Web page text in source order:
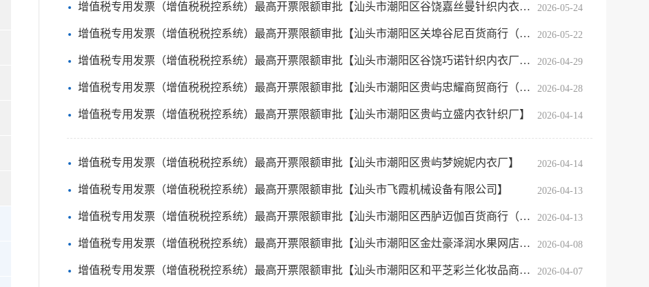
增值税专用发票（增值税税控系统）最高开票限额审批【汕头市潮阳区谷饶嘉丝曼针织内衣厂】 2026-05-24
增值税专用发票（增值税税控系统）最高开票限额审批【汕头市潮阳区关埠谷尼百货商行（…… 2026-05-22
增值税专用发票（增值税税控系统）最高开票限额审批【汕头市潮阳区谷饶巧诺针织内衣厂…… 2026-04-29
增值税专用发票（增值税税控系统）最高开票限额审批【汕头市潮阳区贵屿忠耀商贸商行（…… 2026-04-28
增值税专用发票（增值税税控系统）最高开票限额审批【汕头市潮阳区贵屿立盛内衣针织厂】 2026-04-14
增值税专用发票（增值税税控系统）最高开票限额审批【汕头市潮阳区贵屿梦婉妮内衣厂】 2026-04-14
增值税专用发票（增值税税控系统）最高开票限额审批【汕头市飞霞机械设备有限公司】 2026-04-13
增值税专用发票（增值税税控系统）最高开票限额审批【汕头市潮阳区西胪迈伽百货商行（…… 2026-04-13
增值税专用发票（增值税税控系统）最高开票限额审批【汕头市潮阳区金灶豪泽润水果网店…… 2026-04-08
增值税专用发票（增值税税控系统）最高开票限额审批【汕头市潮阳区和平芝彩兰化妆品商…… 2026-04-07